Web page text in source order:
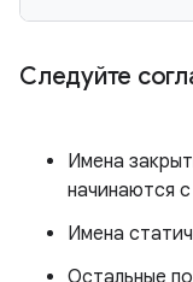
Следуйте
Имена
начинаются с
Имена
Остальные